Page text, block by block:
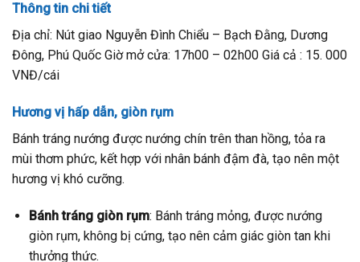
Thông tin chi tiết
Địa chỉ: Nút giao Nguyễn Đình Chiểu – Bạch Đằng, Dương
Đông, Phú Quốc Giờ mở cửa: 17h00 – 02h00 Giá cả : 15. 000
VNĐ/cái
Hương vị hấp dẫn, giòn rụm
Bánh tráng nướng được nướng chín trên than hồng, tỏa ra
mùi thơm phức, kết hợp với nhân bánh đậm đà, tạo nên một
hương vị khó cưỡng.
Bánh tráng giòn rụm: Bánh tráng mỏng, được nướng
giòn rụm, không bị cứng, tạo nên cảm giác giòn tan khi
thưởng thức.